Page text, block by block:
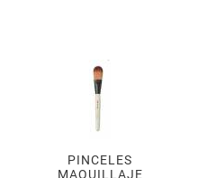
PINCELES
MAQUILLAJE